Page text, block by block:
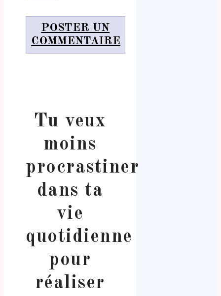
POSTER UN
COMMENTAIRE
Tu veux
moins
procrastiner
dans ta
vie
quotidienne
pour
réaliser